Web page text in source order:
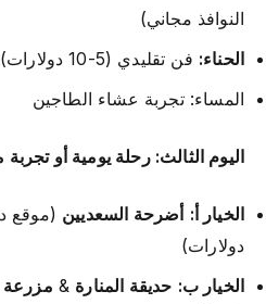
النوافذ مجاني)
الحناء: فن تقليدي (5-10 دولارات)
المساء: تجربة عشاء الطاجين
اليوم الثالث: رحلة يومية أو
الخيار أ: أضرحة السعديين
دولارات)
الخيار ب: حديقة المنارة & مزرعة